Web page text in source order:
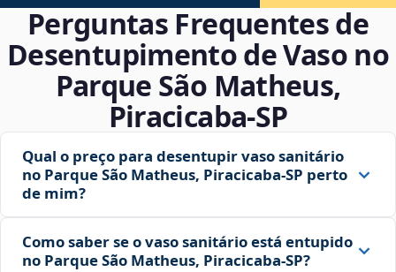
Perguntas Frequentes de
Desentupimento de Vaso no
Parque São Matheus,
Piracicaba‑SP
Qual o preço para desentupir vaso sanitário
no Parque São Matheus, Piracicaba‑SP perto
de mim?
Como saber se o vaso sanitário está entupido
no Parque São Matheus, Piracicaba‑SP?